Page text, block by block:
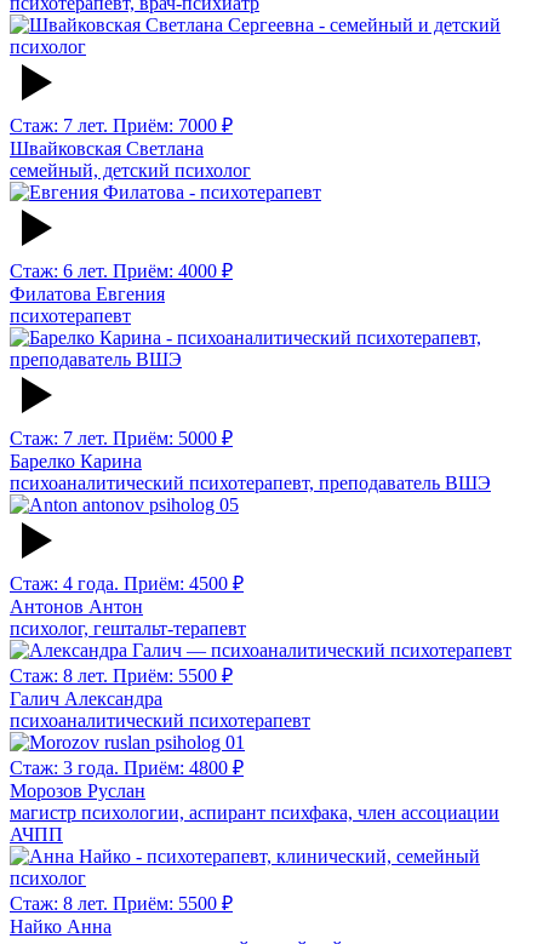
Стаж: 7 лет. Приём: 7000 ₽
Швайковская Светлана
семейный, детский психолог
Стаж: 6 лет. Приём: 4000 ₽
Филатова Евгения
психотерапевт
Стаж: 7 лет. Приём: 5000 ₽
Барелко Карина
психоаналитический психотерапевт, преподаватель ВШЭ
Стаж: 4 года. Приём: 4500 ₽
Антонов Антон
психолог, гештальт-терапевт
Стаж: 8 лет. Приём: 5500 ₽
Галич Александра
психоаналитический психотерапевт
Стаж: 3 года. Приём: 4800 ₽
Морозов Руслан
магистр психологии, аспирант психфака, член ассоциации
АЧПП
Стаж: 8 лет. Приём: 5500 ₽
Найко Анна